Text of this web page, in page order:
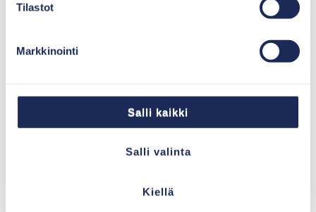
Tilastot
Markkinointi
Salli kaikki
Salli valinta
Kiellä
luonteva valinta yhteistyökumppaniksi.”